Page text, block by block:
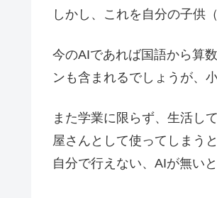
しかし、これを自分の子供
今のAIであれば国語から算
ンも含まれるでしょうが、
また学業に限らず、生活し
屋さんとして使ってしまう
自分で行えない、AIが無い